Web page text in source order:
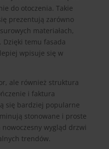
do otoczenia. Takie
prezentują zarówno
materiałach,
Dzięki temu fasada
wpisuje się w
ale również struktura
i faktura
się bardziej popularne
stonowane i proste
wygląd drzwi
trendów.